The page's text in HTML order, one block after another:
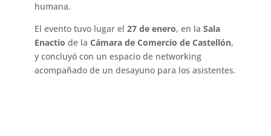
humana.
El evento tuvo lugar el 27 de enero, en la Sala
Enactio de la Cámara de Comercio de Castellón,
y concluyó con un espacio de networking
acompañado de un desayuno para los asistentes.